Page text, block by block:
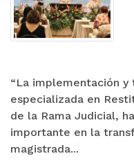
“La implementación
especializada en
de la Rama Judicial,
importante en la
magistrada...